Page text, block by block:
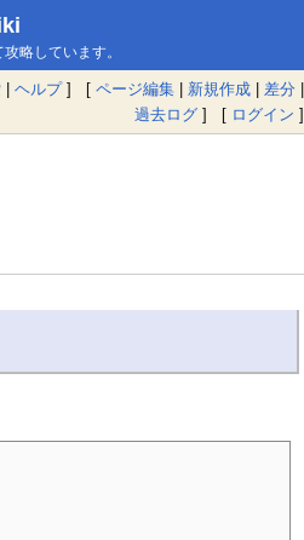
略しています。
| ヘルプ] [ ページ編集 | 新規作成 | 差分 |
過去ログ ] [ ログイン ]